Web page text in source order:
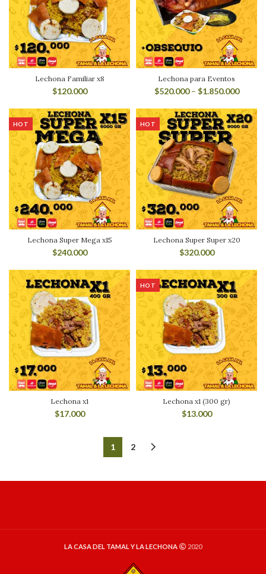
Lechona Familiar x8
$120.000
Lechona para Eventos
$520.000– $1.850.000
HOT
Lechona Super Mega x15
$240.000
HOT
Lechona Super Super x20
$320.000
Lechona x1
$17.000
HOT
Lechona x1 (300 gr)
$13.000
1 2
LA CASA DEL TAMAL Y LA LECHONA 2020